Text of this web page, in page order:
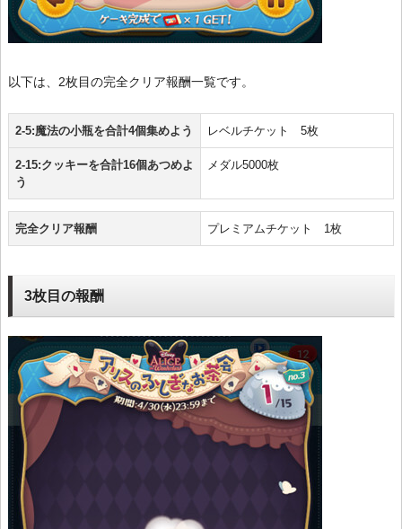
以下は、2枚目の完全クリア報酬一覧です。
2-5:魔法の小瓶を合計4個集めよう レベルチケット 5枚
2-15:クッキーを合計16個あつめよ
う
メダル5000枚
完全クリア報酬 プレミアムチケット 1枚
3枚目の報酬